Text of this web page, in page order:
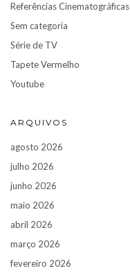
Referências Cinematográficas
Sem categoria
Série de TV
Tapete Vermelho
Youtube
ARQUIVOS
agosto 2026
julho 2026
junho 2026
maio 2026
abril 2026
março 2026
fevereiro 2026